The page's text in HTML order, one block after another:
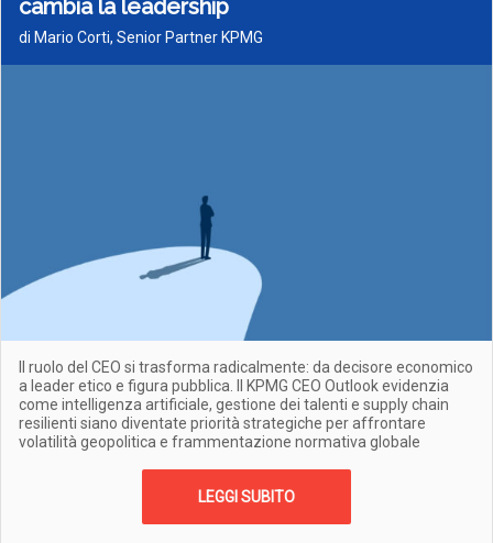
cambia la leadership
di Mario Corti, Senior Partner KPMG
Il ruolo del CEO si trasforma radicalmente: da decisore economico
a leader etico e figura pubblica. Il KPMG CEO Outlook evidenzia
come intelligenza artificiale, gestione dei talenti e supply chain
resilienti siano diventate priorità strategiche per affrontare
volatilità geopolitica e frammentazione normativa globale
LEGGI SUBITO